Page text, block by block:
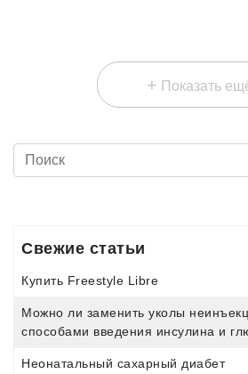
+ Показать
Свежие статьи
Купить Freestyle Libre
Можно ли заменить уколы
способами введения инсулина и
Неонатальный сахарный диабет